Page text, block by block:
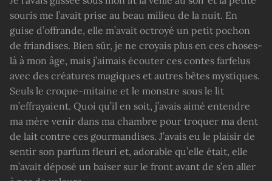
souris me l’avait prise au beau milieu de la nuit. En
guise d’offrande, elle m’avait octroyé un petit pochon
de friandises. Bien sûr, je ne croyais plus en ces choses-
là à mon âge, mais j’aimais écouter ces contes farfelus
avec des créatures magiques et autres bêtes mystiques.
Seuls le croque-mitaine et le monstre sous le lit
m’effrayaient. Quoi qu’il en soit, j’avais aimé entendre
ma mère venir dans ma chambre pour troquer ma dent
de lait contre ces gourmandises. J’avais eu le plaisir de
sentir son parfum fleuri et, adorable qu’elle était, elle
m’avait déposé un baiser sur le front avant de s’en aller